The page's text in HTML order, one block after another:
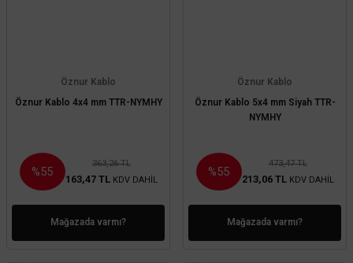
Öznur Kablo
Öznur Kablo 4x4 mm TTR-NYMHY
%55
363,26 TL
163,47 TL KDV DAHİL
Mağazada varmı?
Öznur Kablo
Öznur Kablo 5x4 mm Siyah TTR-
NYMHY
%55
473,47 TL
213,06 TL KDV DAHİL
Mağazada varmı?